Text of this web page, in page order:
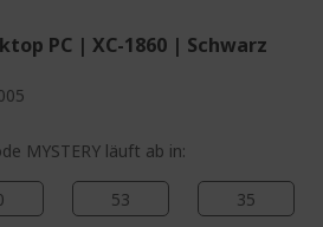
PC | XC-1860 | Schwarz
MYSTERY läuft ab in:
53 34